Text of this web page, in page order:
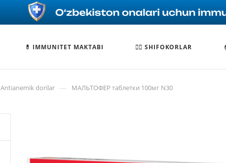
💊 IMMUNITET MAKTABI 🧑‍⚕️ SHIFOKORLAR
Antianemik dorilar — МАЛЬТОФЕР таблетки 100мг N30